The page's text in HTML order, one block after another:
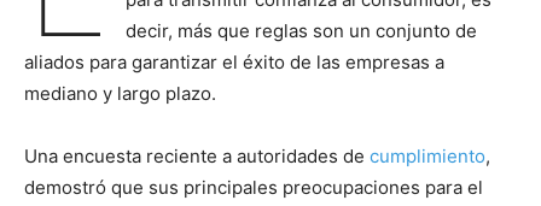
decir, más que reglas son un conjunto de
aliados para garantizar el éxito de las empresas a
mediano y largo plazo.
Una encuesta reciente a autoridades de cumplimiento,
demostró que sus principales preocupaciones para el